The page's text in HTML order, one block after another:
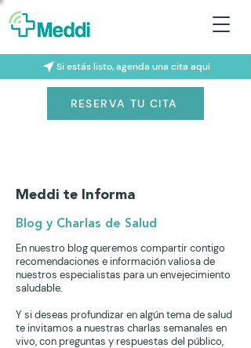
Si estás listo, agenda una cita aquí
RESERVA TU CITA
Meddi te Informa
Blog y Charlas de Salud
En nuestro blog queremos compartir contigo
recomendaciones e información valiosa de
nuestros especialistas para un envejecimiento
saludable.
Y si deseas profundizar en algún tema de salud
te invitamos a nuestras charlas semanales en
vivo, con preguntas y respuestas del público,